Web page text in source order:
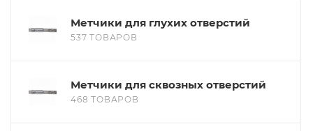
Метчики для глухих отверстий
537 ТОВАРОВ
Метчики для сквозных отверстий
468 ТОВАРОВ